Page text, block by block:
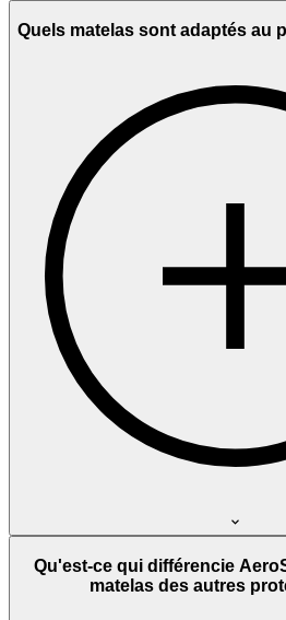
Quels matelas sont adaptés au
Qu'est-ce qui différencie
matelas des autres